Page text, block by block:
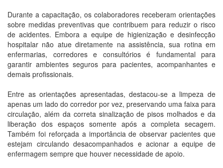
Durante a capacitação, os colaboradores receberam orientações
sobre medidas preventivas que contribuem para reduzir o risco
de acidentes. Embora a equipe de higienização e desinfecção
hospitalar não atue diretamente na assistência, sua rotina em
enfermarias, corredores e consultórios é fundamental para
garantir ambientes seguros para pacientes, acompanhantes e
demais profissionais.
Entre as orientações apresentadas, destacou-se a limpeza de
apenas um lado do corredor por vez, preservando uma faixa para
circulação, além da correta sinalização de pisos molhados e da
liberação dos espaços somente após a completa secagem.
Também foi reforçada a importância de observar pacientes que
estejam circulando desacompanhados e acionar a equipe de
enfermagem sempre que houver necessidade de apoio.